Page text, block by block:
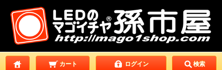
カート ログイン 検索